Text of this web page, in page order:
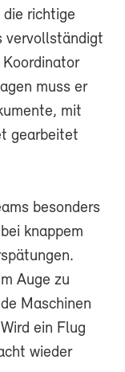
richtige
vervollständigt
muss er
mit
gearbeitet
besonders
knappem
Auge zu
Maschinen
ein Flug
wieder